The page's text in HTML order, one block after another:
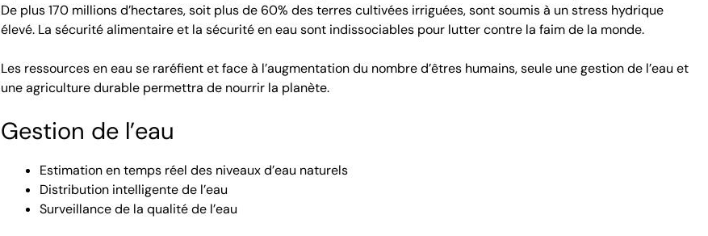
De plus 170 millions d’hectares, soit plus de 60% des terres cultivées irriguées, sont soumis à un stress hydrique
élevé. La sécurité alimentaire et la sécurité en eau sont indissociables pour lutter contre la faim de la monde.
Les ressources en eau se raréfient et face à l’augmentation du nombre d’êtres humains, seule une gestion de l’eau et
une agriculture durable permettra de nourrir la planète.
Gestion de l’eau
Estimation en temps réel des niveaux d’eau naturels
Distribution intelligente de l’eau
Surveillance de la qualité de l’eau